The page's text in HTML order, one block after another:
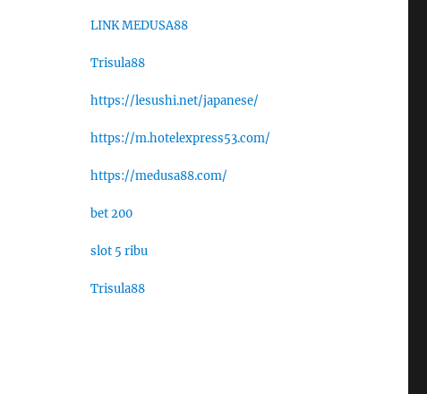
LINK MEDUSA88
Trisula88
https://lesushi.net/japanese/
https://m.hotelexpress53.com/
https://medusa88.com/
bet 200
slot 5 ribu
Trisula88